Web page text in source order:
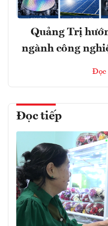
Quảng Trị
ngành công
Đọc
Đọc tiếp